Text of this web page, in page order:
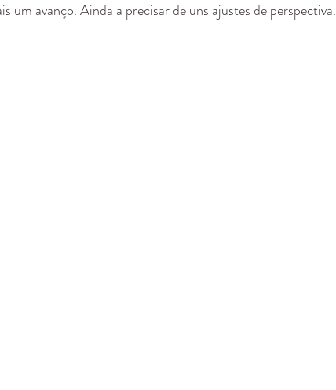
um avanço. Ainda a precisar de uns ajustes de perspectiva.